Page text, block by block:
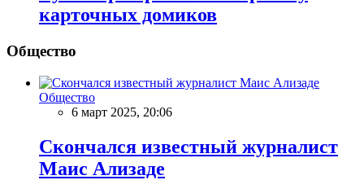
карточных домиков
Общество
Общество
6 март 2025, 20:06
Скончался известный журналист
Маис Ализаде